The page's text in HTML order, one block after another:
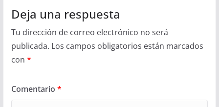
Deja una respuesta
Tu dirección de correo electrónico no será
publicada. Los campos obligatorios están marcados
con *
Comentario *